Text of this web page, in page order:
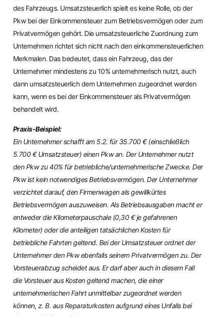
des Fahrzeugs. Umsatzsteuerlich spielt es keine Rolle, ob der
Pkw bei der Einkommensteuer zum Betriebsvermögen oder zum
Privatvermögen gehört. Die umsatzsteuerliche Zuordnung zum
Unternehmen richtet sich nicht nach den einkommensteuerlichen
Merkmalen. Das bedeutet, dass ein Fahrzeug, das der
Unternehmer mindestens zu 10% unternehmerisch nutzt, auch
dann umsatzsteuerlich dem Unternehmen zugeordnet werden
kann, wenn es bei der Einkommensteuer als Privatvermögen
behandelt wird.
Praxis-Beispiel:
Ein Unternehmer schafft am 5.2. für 35.700 € (einschließlich
5.700 € Umsatzsteuer) einen Pkw an. Der Unternehmer nutzt
den Pkw zu 40% für betriebliche/unternehmerische Zwecke. Der
Pkw ist kein notwendiges Betriebsvermögen. Der Unternehmer
verzichtet darauf, den Firmenwagen als gewillkürtes
Betriebsvermögen auszuweisen. Als Betriebsausgaben macht er
entweder die Kilometerpauschale (0,30 € je gefahrenen
Kilometer) oder die anteiligen tatsächlichen Kosten für
betriebliche Fahrten geltend. Bei der Umsatzsteuer ordnet der
Unternehmer den Pkw ebenfalls seinem Privatvermögen zu. Der
Vorsteuerabzug scheidet aus. Er darf aber auch in diesem Fall
die Vorsteuer aus Kosten geltend machen, die einer
unternehmerischen Fahrt unmittelbar zugeordnet werden
können, z. B. aus Reparaturkosten aufgrund eines Unfalls bei